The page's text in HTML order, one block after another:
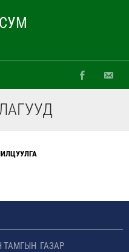
ГАЗАР